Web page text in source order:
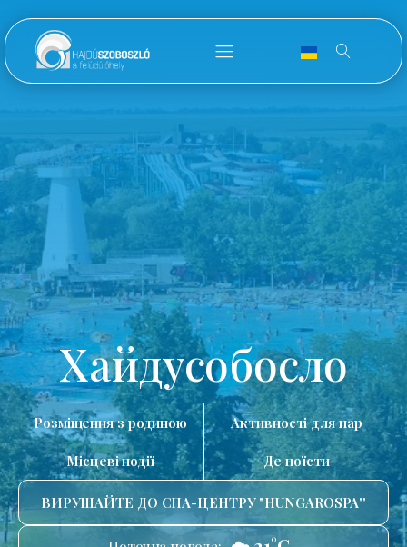
Хайдусобосло
Розміщення з родиною Активності для пар
Місцеві події Де поїсти
ВИРУШАЙТЕ ДО СПА-ЦЕНТРУ "HUNGAROSPA''